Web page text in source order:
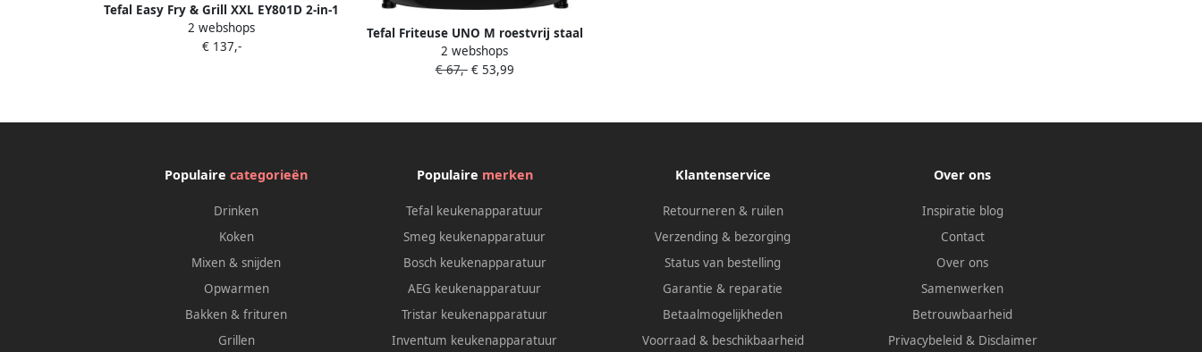
Tefal Easy Fry & Grill XXL EY801D 2-in-1
Airfryer & Grill 6.5L FlexCook 8
Programma's RVS Voor 8 Personen
2 webshops
€ 137,-
Tefal Friteuse UNO M roestvrij staal
Capaciteit 1 kg thermostaat
kijkvenster uitlekpositie FF215
2 webshops
€ 67,-€ 53,99
Populairecategorieën
Drinken
Koken
Mixen & snijden
Opwarmen
Bakken & frituren
Grillen
Populaire merken
Tefal keukenapparatuur
Smeg keukenapparatuur
Bosch keukenapparatuur
AEG keukenapparatuur
Tristar keukenapparatuur
Inventum keukenapparatuur
Klantenservice
Retourneren & ruilen
Verzending & bezorging
Status van bestelling
Garantie & reparatie
Betaalmogelijkheden
Voorraad & beschikbaarheid
Over ons
Inspiratie blog
Contact
Over ons
Samenwerken
Betrouwbaarheid
Privacybeleid & Disclaimer